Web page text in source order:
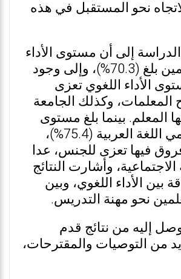
نحو المستقبل في هذه
إلى أن مستوى الأداء
اللغوي للمعلمين بلغ (70.3%)، وإلى وجود
الأداء اللغوي تعزى
وكذلك الجامعة
المعلم. بينما بلغ مستوى
اتجاهات معلمي اللغة العربية (75.4%)،
فيها تعزى للجنس، عدا
وأشارت النتائج
بين الأداء اللغوي، وبين
نحو مهنة التدريس.
إليه من نتائج قدم
من التوصيات والمقترحات،